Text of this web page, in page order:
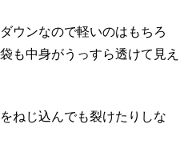
ウンなので軽いのはもちろ
も中身がうっすら透けて見え
ねじ込んでも裂けたりしな